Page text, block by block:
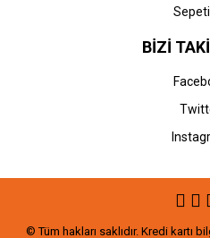
BİZİ
© Tüm hakları saklıdır. Kredi kartı